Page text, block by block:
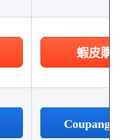
蝦皮購
Coupang